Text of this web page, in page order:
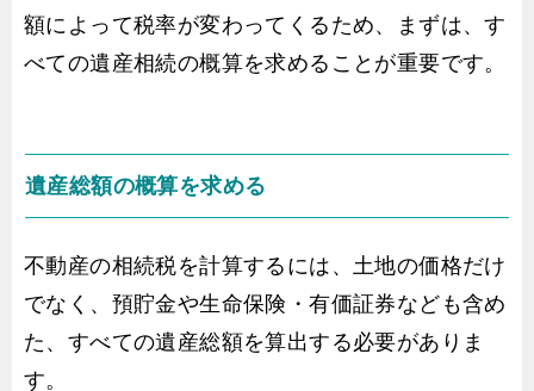
額によって税率が変わってくるため、まずは、す
べての遺産相続の概算を求めることが重要です。
遺産総額の概算を求める
不動産の相続税を計算するには、土地の価格だけ
でなく、預貯金や生命保険・有価証券なども含め
た、すべての遺産総額を算出する必要がありま
す。